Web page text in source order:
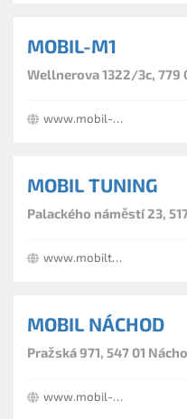
MOBIL-M1
Wellnerova 1322/3c, 779
www.mobil-m1.cz
MOBIL TUNING
Palackého náměstí 23,
www.mobiltuning.cz
MOBIL NÁCHOD
Pražská 971, 547 01
www.mobil-nachod.cz